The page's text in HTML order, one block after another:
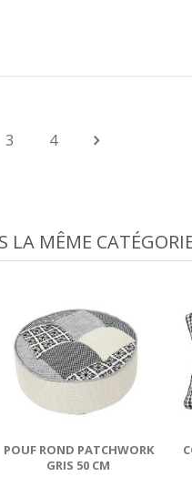
3 4
LA MÊME
POUF ROND PATCHWORK
GRIS 50 CM